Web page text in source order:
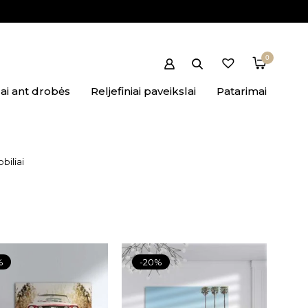
0
ant drobės Reljefiniai paveikslai Patarimai
-20%